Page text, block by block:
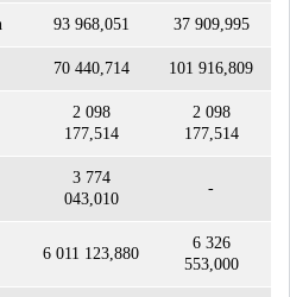
93 968,051 37 909,995
70 440,714 101 916,809
2 098
177,514
2 098
177,514
3 774
043,010
-
6 011 123,880
6 326
553,000